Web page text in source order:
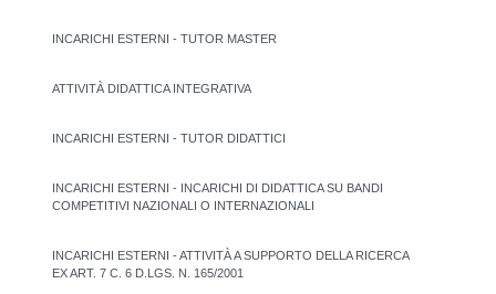
INCARICHI ESTERNI - TUTOR MASTER
ATTIVITÀ DIDATTICA INTEGRATIVA
INCARICHI ESTERNI - TUTOR DIDATTICI
INCARICHI ESTERNI - INCARICHI DI DIDATTICA SU BANDI
COMPETITIVI NAZIONALI O INTERNAZIONALI
INCARICHI ESTERNI - ATTIVITÀ A SUPPORTO DELLA RICERCA
EX ART. 7 C. 6 D.LGS. N. 165/2001